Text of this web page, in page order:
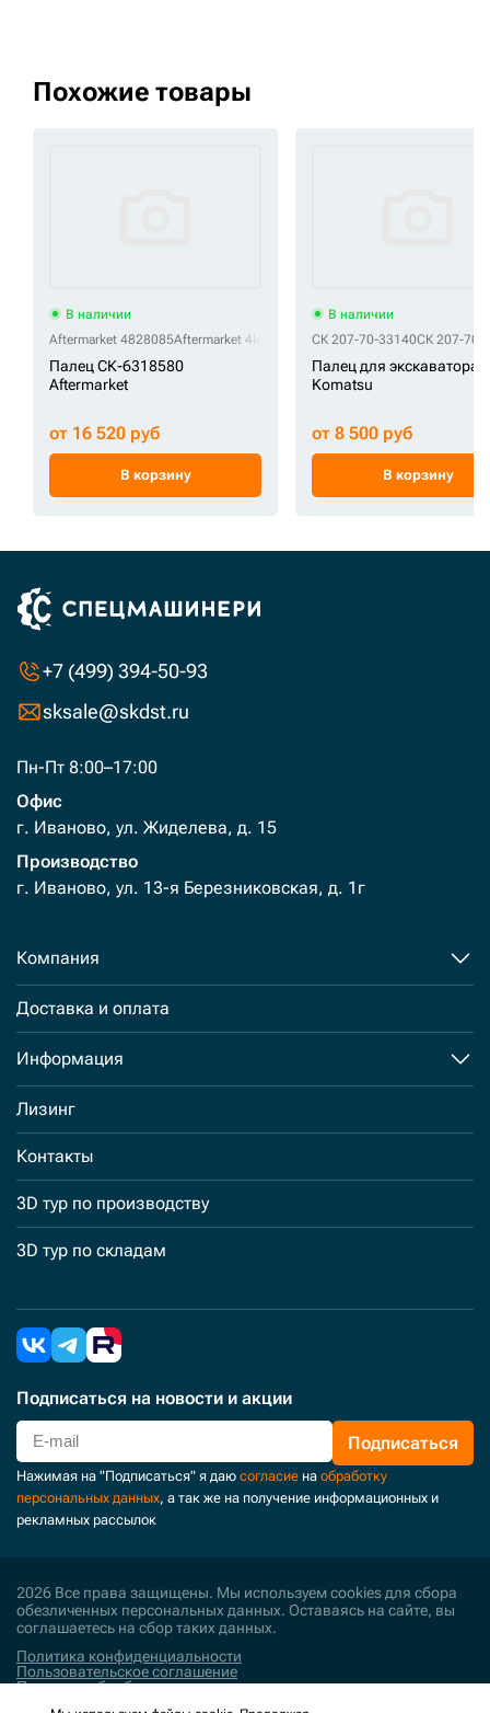
Похожие товары
В наличии
Aftermarket 4828085Aftermarket 4I4809 Aftermarket 4I-4809
Палец СК-6318580
Aftermarket
от 16 520 руб
В корзину
В наличии
СК 207-70-33140СК 207-70-
Палец для экскаватора
Komatsu
от 8 500 руб
В корзину
+7 (499) 394-50-93
sksale@skdst.ru
Пн-Пт 8:00–17:00
Офис
г. Иваново, ул. Жиделева, д. 15
Производство
г. Иваново, ул. 13-я Березниковская, д. 1г
Компания
Доставка и оплата
Информация
Лизинг
Контакты
3D тур по производству
3D тур по складам
Подписаться на новости и акции
Подписаться
Нажимая на "Подписаться" я даю согласие на обработку
персональных данных, а так же на получение информационных и
рекламных рассылок
2026 Все права защищены. Мы используем cookies для сбора
обезличенных персональных данных. Оставаясь на сайте, вы
соглашаетесь на сбор таких данных.
Политика конфиденциальности
Пользовательское соглашение
Политика обработки персональных данных